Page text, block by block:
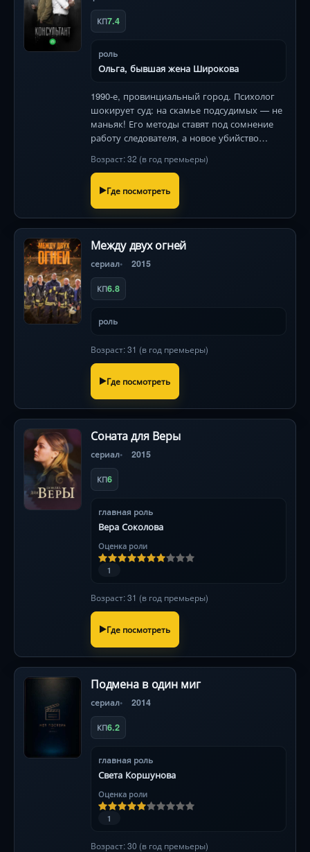
КП7.4
роль
Ольга, бывшая жена Широкова
1990-е, провинциальный город. Психолог
шокирует суд: на скамье подсудимых — не
маньяк! Его методы ставят под сомнение
работу следователя, а новое убийство
Возраст: 32 (в год премьеры)
Где посмотреть
Между двух огней
сериал 2015
КП6.8
роль
Возраст: 31 (в год премьеры)
Где посмотреть
Соната для Веры
сериал 2015
КП6
главная роль
Вера Соколова
Оценка роли
1
Возраст: 31 (в год премьеры)
Где посмотреть
Подмена в один миг
сериал 2014
КП6.2
главная роль
Света Коршунова
Оценка роли
1
Возраст: 30 (в год премьеры)